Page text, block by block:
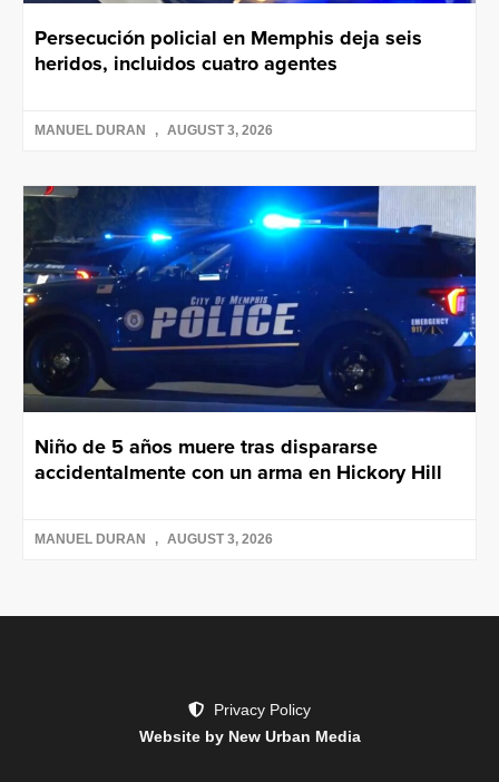
Persecución policial en Memphis deja seis
heridos, incluidos cuatro agentes
MANUEL DURAN AUGUST 3, 2026
Niño de 5 años muere tras dispararse
accidentalmente con un arma en Hickory Hill
MANUEL DURAN AUGUST 3, 2026
Privacy Policy
Website by New Urban Media